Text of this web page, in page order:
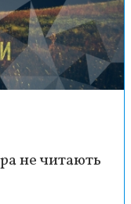
не читають